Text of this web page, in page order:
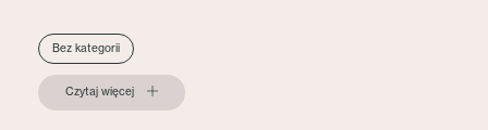
Bez kategorii
Czytaj więcej